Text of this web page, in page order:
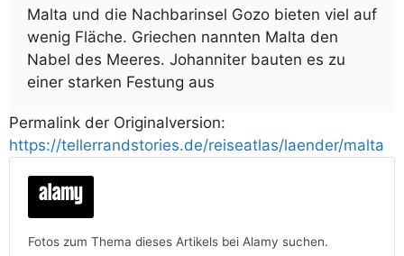
Malta und die Nachbarinsel Gozo bieten viel auf
wenig Fläche. Griechen nannten Malta den
Nabel des Meeres. Johanniter bauten es zu
einer starken Festung aus
Permalink der Originalversion:
https://tellerrandstories.de/reiseatlas/laender/malta
Fotos zum Thema dieses Artikels bei Alamy suchen.